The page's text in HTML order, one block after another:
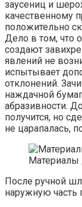
заусениц и
качественному
положительно
Дело в том, что
создают
явлений не
испытывает
отклонений.
наждачной
абразивности.
получится, но
не царапалась,
Материалы
После ручной
наружную часть